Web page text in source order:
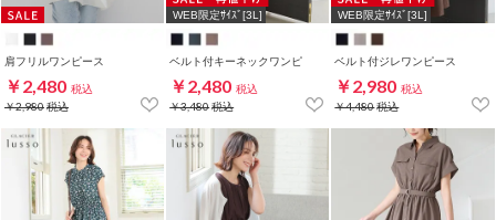
肩フリルワンピース
￥2,480 税込
￥2,980税込
WEB限定ｻｲｽﾞ[3L]
ベルト付キーネックワンピ
￥2,480 税込
￥3,480税込
WEB限定ｻｲｽﾞ[3L]
ベルト付ジレワンピース
￥2,980 税込
￥4,480税込